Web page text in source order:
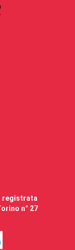
registrata
n° 27